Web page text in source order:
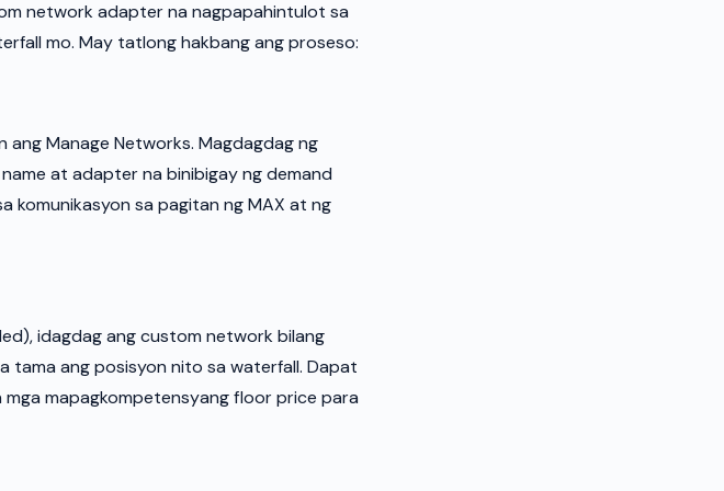
network adapter na nagpapahintulot sa
mo. May tatlong hakbang ang proseso:
Manage Networks. Magdagdag ng
at adapter na binibigay ng demand
komunikasyon sa pagitan ng MAX at ng
idagdag ang custom network bilang
tama ang posisyon nito sa waterfall. Dapat
mapagkompetensyang floor price para